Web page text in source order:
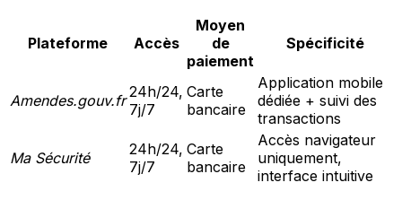
Plateforme Accès
Moyen
de
paiement
Spécificité
Amendes.gouv.fr 24h/24,
7j/7
Carte
bancaire
Application mobile
dédiée + suivi des
transactions
Ma Sécurité
24h/24,
7j/7
Carte
bancaire
Accès navigateur
uniquement,
interface intuitive